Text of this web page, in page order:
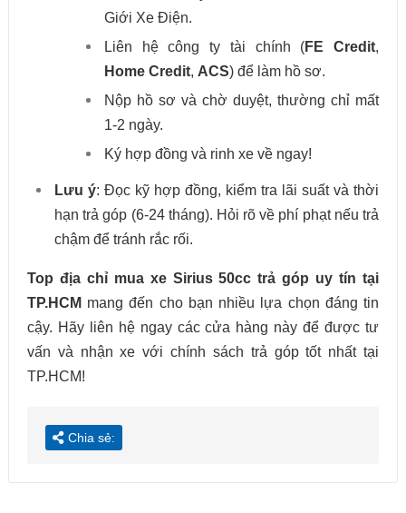
Giới Xe Điện.
Liên hệ công ty tài chính (FE Credit,
Home Credit, ACS) để làm hồ sơ.
Nộp hồ sơ và chờ duyệt, thường chỉ mất
1-2 ngày.
Ký hợp đồng và rinh xe về ngay!
Lưu ý: Đọc kỹ hợp đồng, kiểm tra lãi suất và thời
hạn trả góp (6-24 tháng). Hỏi rõ về phí phạt nếu trả
chậm để tránh rắc rối.
Top địa chỉ mua xe Sirius 50cc trả góp uy tín tại
TP.HCM mang đến cho bạn nhiều lựa chọn đáng tin
cậy. Hãy liên hệ ngay các cửa hàng này để được tư
vấn và nhận xe với chính sách trả góp tốt nhất tại
TP.HCM!
Chia sẻ: